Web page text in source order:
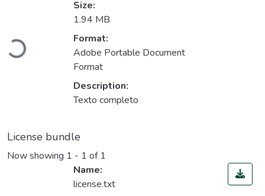
Loading...
Size:
1.94 MB
Format:
Adobe Portable Document
Format
Description:
Texto completo
License bundle
Now showing 1 - 1 of 1
Name:
license.txt